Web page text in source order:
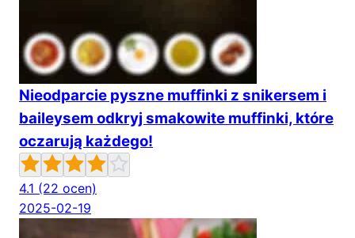
Nieodparcie pyszne muffinki z snikersem i
baileysem odkryj smakowite muffinki, które
oczarują każdego!
4.1 (22 ocen)
2025-02-19